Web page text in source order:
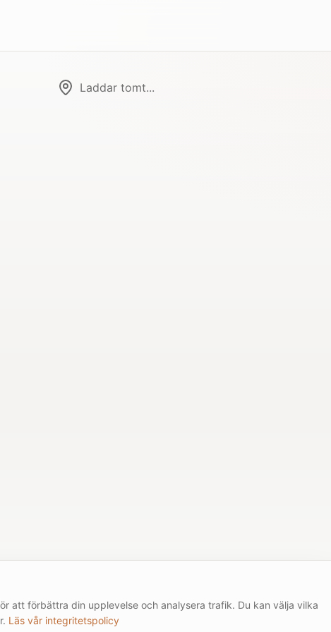
Laddar tomt...
att förbättra din upplevelse och analysera trafik. Du kan välja vilka
Läs vår integritetspolicy